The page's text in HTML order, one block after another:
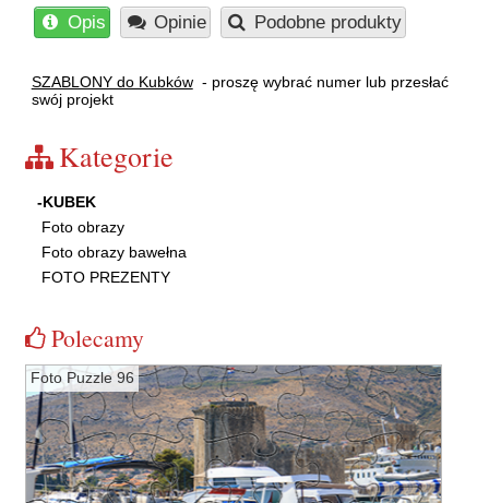
Opis Opinie Podobne produkty
SZABLONY do Kubków- proszę wybrać numer lub przesłać
swój projekt
Kategorie
-KUBEK
Foto obrazy
Foto obrazy bawełna
FOTO PREZENTY
Polecamy
Foto Puzzle 96